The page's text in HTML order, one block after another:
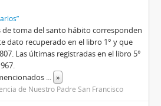
de toma del santo hábito corresponden
dato recuperado en el libro 1° y que
Las últimas registradas en el libro 5°
... »
de Nuestro Padre San Francisco